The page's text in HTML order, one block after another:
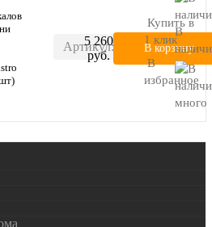
Артикул:
5 260
руб.
В корзину
Купить в
1 клик
В
избранное
В
много